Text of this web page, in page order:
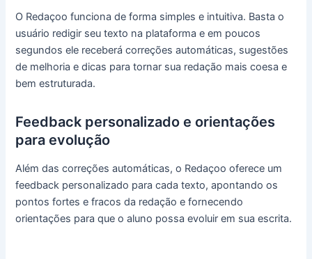
O Redaçoo funciona de forma simples e intuitiva. Basta o
usuário redigir seu texto na plataforma e em poucos
segundos ele receberá correções automáticas, sugestões
de melhoria e dicas para tornar sua redação mais coesa e
bem estruturada.
Feedback personalizado e orientações
para evolução
Além das correções automáticas, o Redaçoo oferece um
feedback personalizado para cada texto, apontando os
pontos fortes e fracos da redação e fornecendo
orientações para que o aluno possa evoluir em sua escrita.